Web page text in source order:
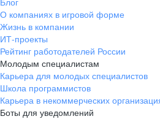
О компаниях в игровой форме
Жизнь в компании
ИТ-проекты
Рейтинг работодателей России
Молодым специалистам
Карьера для молодых специалистов
Школа программистов
Карьера в некоммерческих
Боты для уведомлений